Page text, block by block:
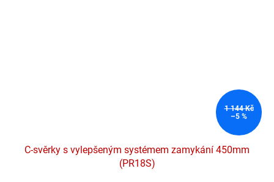
1 144 Kč
–5 %
C-svěrky s vylepšeným systémem zamykání 450mm
(PR18S)